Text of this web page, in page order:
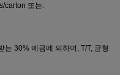
carton 또는.
는 30% 예금에 의하여, T/T, 균형